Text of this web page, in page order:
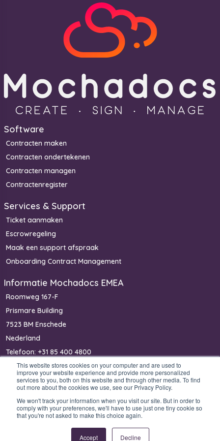
This website stores cookies on your computer and are used to
improve your website experience and provide more personalized
services to you, both on this website and through other media. To find
out more about the cookies we use, see our Privacy Policy.
We won't track your information when you visit our site. But in order to
comply with your preferences, we'll have to use just one tiny cookie so
that you're not asked to make this choice again.
Accept Decline
Software
Contracten maken
Contracten ondertekenen
Contracten managen
Contractenregister
Services & Support
Ticket aanmaken
Escrowregeling
Maak een support afspraak
Onboarding Contract Management
Informatie Mochadocs EMEA
Roomweg 167-F
Prismare Building
7523 BM Enschede
Nederland
Telefoon: +31 85 400 4800
IBAN: NL40 RABO 0368 2411 14
KvK: 81453825
Copyright © 2026 Mochadocs Enterprise B.V. All rights reserved.
Security
policy
Tech
Support
Finance
Support